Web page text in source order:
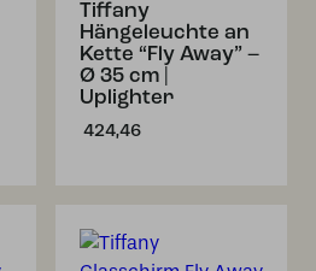
Tiffany
Hängeleuchte an
Kette “Fly Away” –
Ø 35 cm |
Uplighter
424,46